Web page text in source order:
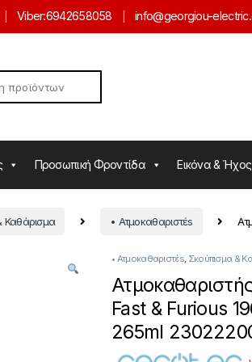
Viber:6942658058 info@georgiou-
Προσωπική Φροντίδα Εικόνα & Ήχος
Καθάρισμα • Ατμοκαθαριστέs
• Ατμοκαθαριστέs Σκούπισμα &
Fast & Furious
265ml